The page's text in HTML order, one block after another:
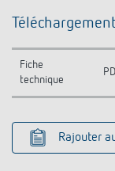
Fiche
technique
Rajouter